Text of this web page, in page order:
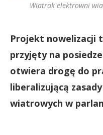
Wiatrak elektrowni
Projekt nowelizacji
przyjęty na
otwiera drogę do
liberalizującą
wiatrowych w